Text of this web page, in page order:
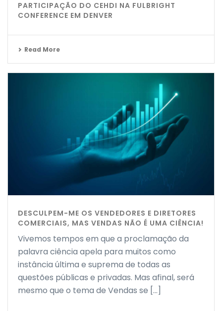
PARTICIPAÇÃO DO CEHDI NA FULBRIGHT
CONFERENCE EM DENVER
Read More
DESCULPEM-ME OS VENDEDORES E DIRETORES
COMERCIAIS, MAS VENDAS NÃO É UMA CIÊNCIA!
Vivemos tempos em que a proclamação da
palavra ciência apela para muitos como
instância última e suprema de todas as
questões públicas e privadas. Mas afinal, será
mesmo que o tema de Vendas se [...]